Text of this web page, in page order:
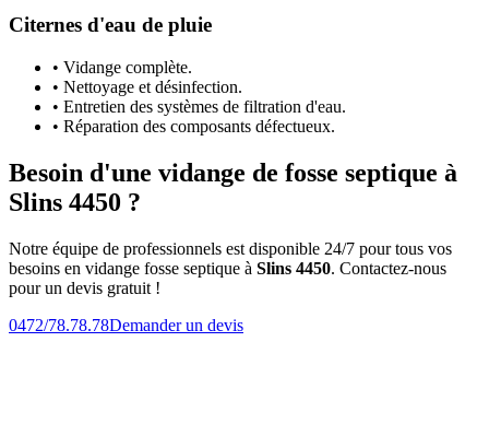
Citernes d'eau de pluie
• Vidange complète.
• Nettoyage et désinfection.
• Entretien des systèmes de filtration d'eau.
• Réparation des composants défectueux.
Besoin d'une vidange de fosse septique à
Slins 4450 ?
Notre équipe de professionnels est disponible 24/7 pour tous vos
besoins en vidange fosse septique à Slins 4450. Contactez-nous
pour un devis gratuit !
0472/78.78.78Demander un devis